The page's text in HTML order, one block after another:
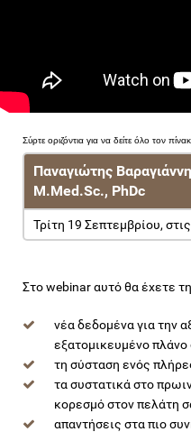
Παναγιώτης
M.Med.Sc., PhDc
Τρίτη 19 Σεπτεμβρίου,
Στο webinar αυτό θα έχετε
νέα δεδομένα για την
εξατομικευμένο
τη σύσταση ενός
τα συστατικά στο
κορεσμό στον πελάτη
απαντήσεις στα πιο